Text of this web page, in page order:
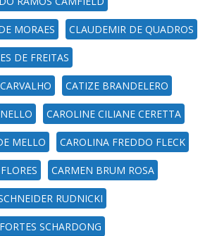
MORAES CLAUDEMIR DE QUADROS
DE FREITAS
CATIZE BRANDELERO
CAROLINE CILIANE CERETTA
MELLO CAROLINA FREDDO FLECK
CARMEN BRUM ROSA
RUDNICKI
SCHARDONG